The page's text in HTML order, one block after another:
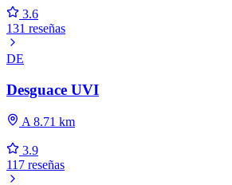
3.6
131 reseñas
DE
Desguace UVI
A 8.71 km
3.9
117 reseñas